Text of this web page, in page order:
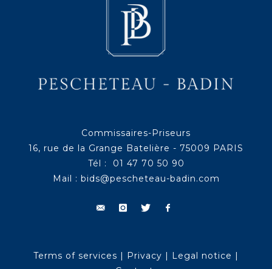
Commissaires-Priseurs
16, rue de la Grange Batelière - 75009 PARIS
Tél : 01 47 70 50 90
Mail : bids@pescheteau-badin.com
Terms of services | Privacy | Legal notice |